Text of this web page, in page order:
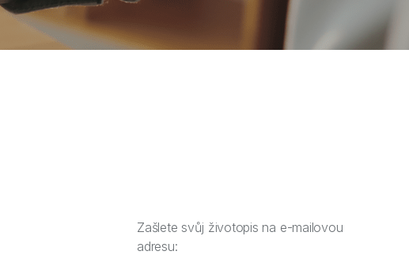
Zašlete svůj životopis na e-mailovou
adresu: